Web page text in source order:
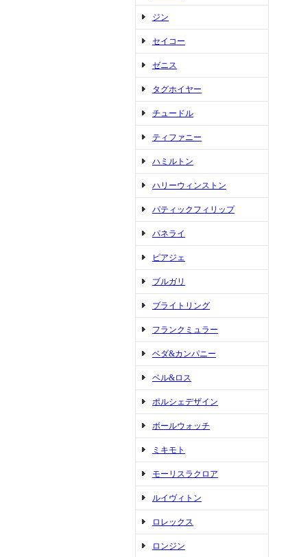
ジン
セイコー
ゼニス
タグホイヤー
チュードル
ティファニー
ハミルトン
ハリーウィンストン
パティックフィリップ
パネライ
ピアジェ
ブルガリ
ブライトリング
フランクミュラー
ベダ&カンパニー
ベル&ロス
ポルシェデザイン
ボールウォッチ
ミキモト
モーリスラクロア
ルイヴィトン
ロレックス
ロンジン